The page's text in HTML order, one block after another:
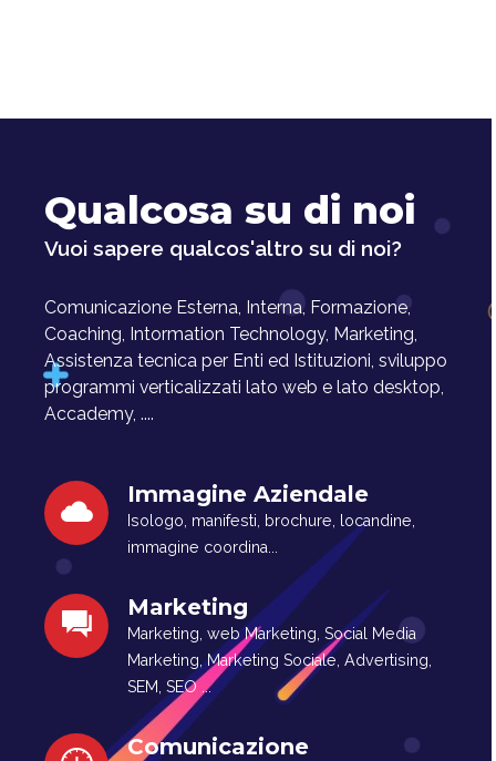
Qualcosa su di noi
Vuoi sapere qualcos'altro su di noi?
Comunicazione Esterna, Interna, Formazione,
Coaching, Intormation Technology, Marketing,
Assistenza tecnica per Enti ed Istituzioni, sviluppo
programmi verticalizzati lato web e lato desktop,
Accademy, ....
Immagine Aziendale
Isologo, manifesti, brochure, locandine,
immagine coordina...
Marketing
Marketing, web Marketing, Social Media
Marketing, Marketing Sociale, Advertising,
SEM, SEO ...
Comunicazione